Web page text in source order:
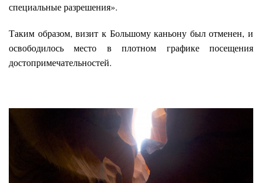
специальные разрешения».
Таким образом, визит к Большому каньону был отменен, и
освободилось место в плотном графике посещения
достопримечательностей.